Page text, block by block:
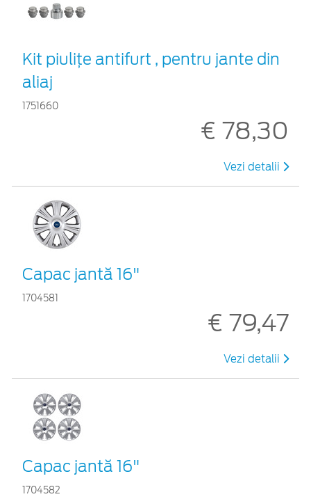
Kit piuliţe antifurt , pentru jante din
aliaj
1751660
€ 78,30
Vezi detalii
Capac jantă 16"
1704581
€ 79,47
Vezi detalii
Capac jantă 16"
1704582